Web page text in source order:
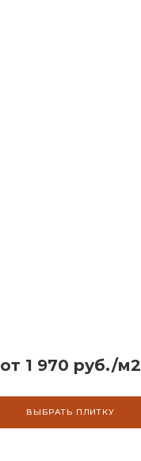
от 1 970 руб./м2
ВЫБРАТЬ ПЛИТКУ